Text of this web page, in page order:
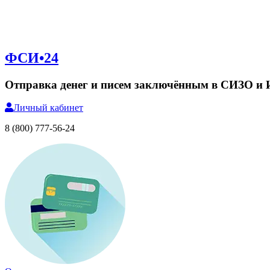
ФСИ•24
Отправка денег и писем заключённым в СИЗО и
Личный кабинет
8 (800) 777-56-24